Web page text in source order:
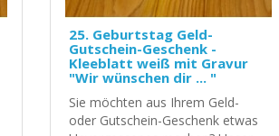
25. Geburtstag Geld-
Gutschein-Geschenk -
Kleeblatt weiß mit Gravur
"Wir wünschen dir ... "
Sie möchten aus Ihrem Geld-
oder Gutschein-Geschenk etwas